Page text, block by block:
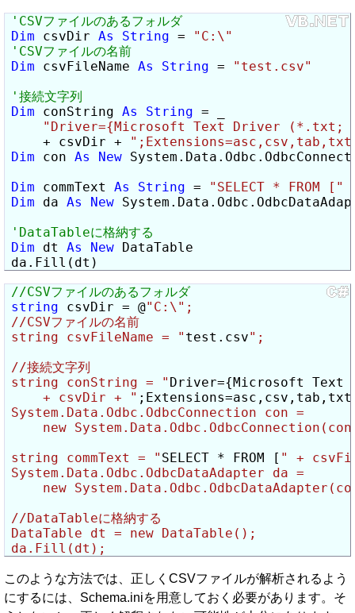
Dim csvDir As String =
"C:\"
Dim csvFileName As String =
"test.csv"
Dim conString As String = _
"Driver={Microsoft Text Driver (*.txt;
    + csvDir +
Dim con As New
Dim commText As String = "SELECT * FROM ["
Dim da As New
Dim dt As New DataTable
da.Fill(dt)
string csvDir = @"C:\";
//CSVファイルの名前
string csvFileName = " test.csv";
//接続文字列
string conString = " Driver={Microsoft
    + csvDir + "
System.Data.Odbc.OdbcConnection con =
new
string commText = " SELECT * FROM [ " +
System.Data.Odbc.OdbcDataAdapter da =
new
//DataTableに格納する
DataTable dt = new DataTable();
da.Fill(dt);
このような方法では、正しくCSVファイルが解析されるよう
にするには、Schema.iniを用意しておく必要があります。そ